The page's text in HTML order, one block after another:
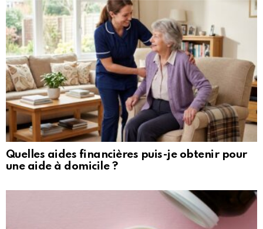
Quelles aides financières puis-je obtenir pour
une aide à domicile ?